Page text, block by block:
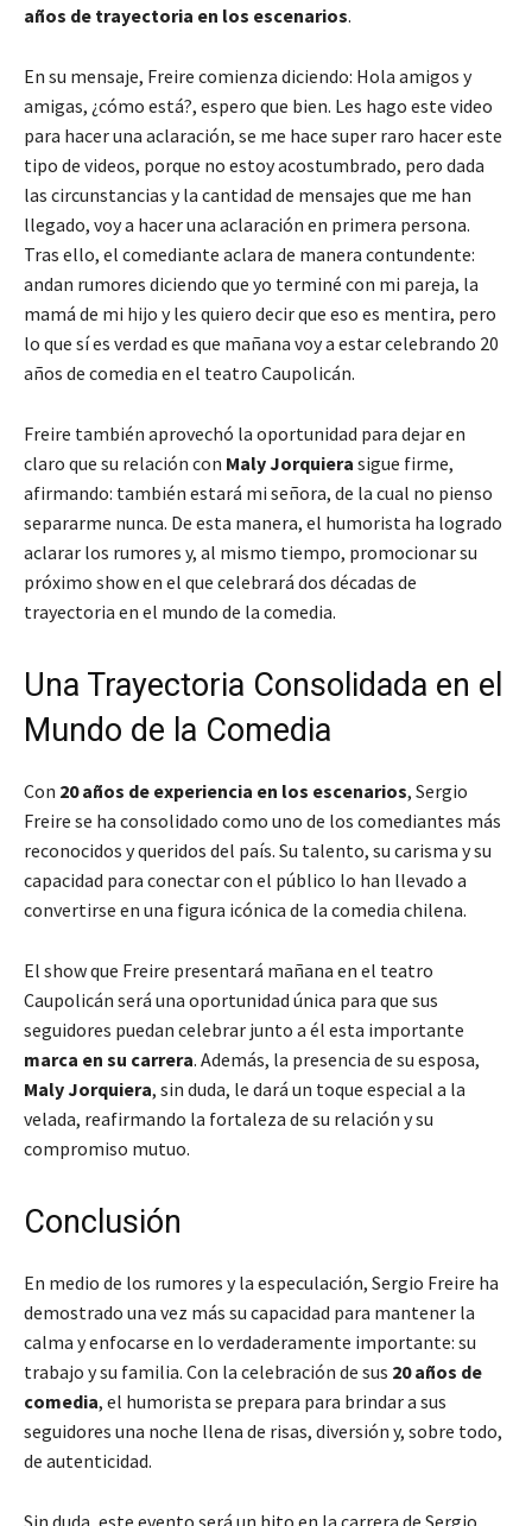
años de trayectoria en los escenarios.
En su mensaje, Freire comienza diciendo: Hola amigos y
amigas, ¿cómo está?, espero que bien. Les hago este video
para hacer una aclaración, se me hace super raro hacer este
tipo de videos, porque no estoy acostumbrado, pero dada
las circunstancias y la cantidad de mensajes que me han
llegado, voy a hacer una aclaración en primera persona.
Tras ello, el comediante aclara de manera contundente:
andan rumores diciendo que yo terminé con mi pareja, la
mamá de mi hijo y les quiero decir que eso es mentira, pero
lo que sí es verdad es que mañana voy a estar celebrando 20
años de comedia en el teatro Caupolicán.
Freire también aprovechó la oportunidad para dejar en
claro que su relación con Maly Jorquiera sigue firme,
afirmando: también estará mi señora, de la cual no pienso
separarme nunca. De esta manera, el humorista ha logrado
aclarar los rumores y, al mismo tiempo, promocionar su
próximo show en el que celebrará dos décadas de
trayectoria en el mundo de la comedia.
Una Trayectoria Consolidada en el
Mundo de la Comedia
Con 20 años de experiencia en los escenarios, Sergio
Freire se ha consolidado como uno de los comediantes más
reconocidos y queridos del país. Su talento, su carisma y su
capacidad para conectar con el público lo han llevado a
convertirse en una figura icónica de la comedia chilena.
El show que Freire presentará mañana en el teatro
Caupolicán será una oportunidad única para que sus
seguidores puedan celebrar junto a él esta importante
marca en su carrera. Además, la presencia de su esposa,
Maly Jorquiera, sin duda, le dará un toque especial a la
velada, reafirmando la fortaleza de su relación y su
compromiso mutuo.
Conclusión
En medio de los rumores y la especulación, Sergio Freire ha
demostrado una vez más su capacidad para mantener la
calma y enfocarse en lo verdaderamente importante: su
trabajo y su familia. Con la celebración de sus 20 años de
comedia, el humorista se prepara para brindar a sus
seguidores una noche llena de risas, diversión y, sobre todo,
de autenticidad.